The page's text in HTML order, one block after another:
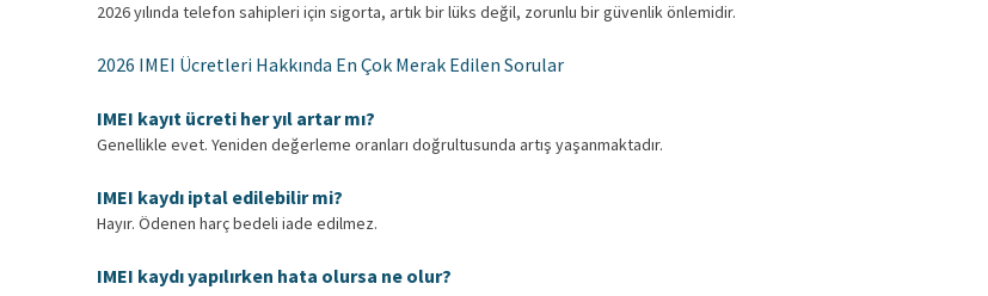
2026 yılında telefon sahipleri için sigorta, artık bir lüks değil, zorunlu bir güvenlik önlemidir.
2026 IMEI Ücretleri Hakkında En Çok Merak Edilen Sorular
IMEI kayıt ücreti her yıl artar mı?
Genellikle evet. Yeniden değerleme oranları doğrultusunda artış yaşanmaktadır.
IMEI kaydı iptal edilebilir mi?
Hayır. Ödenen harç bedeli iade edilmez.
IMEI kaydı yapılırken hata olursa ne olur?